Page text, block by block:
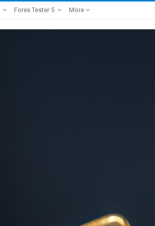
Forex Tester 5 More